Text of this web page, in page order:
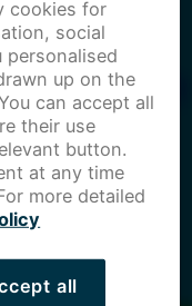
cookies for
social
up on the
can accept all
their use
button.
at any time
more detailed
all